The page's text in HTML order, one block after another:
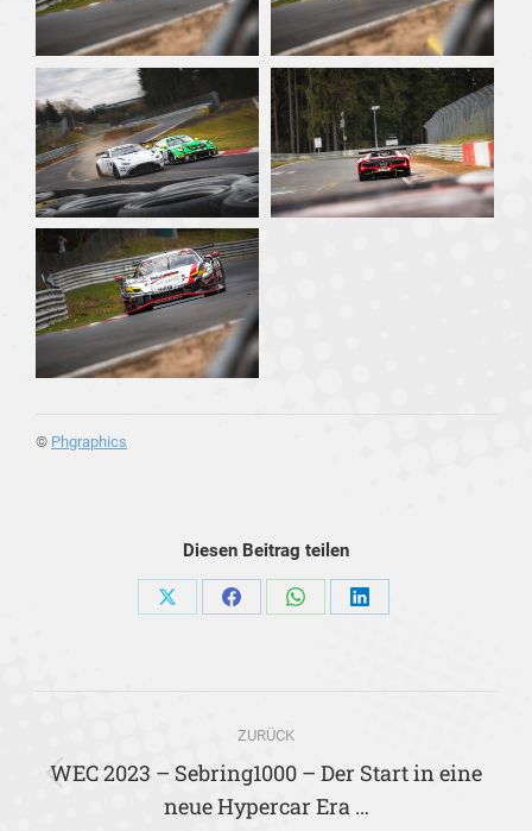
© Phgraphics
Diesen Beitrag teilen
Share
Share
Share
Share
Kommentarnavigation
ZURÜCK
Vorheriger
Beitrag:
WEC 2023 – Sebring1000 – Der Start in eine
neue Hypercar Era …